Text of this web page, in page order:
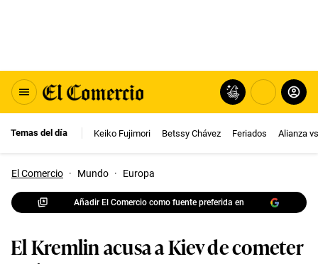
Temas del día Keiko Fujimori Betssy Chávez Feriados Alianza
El Comercio · Mundo · Europa
Añadir El Comercio como fuente preferida en
El Kremlin acusa a Kiev de cometer